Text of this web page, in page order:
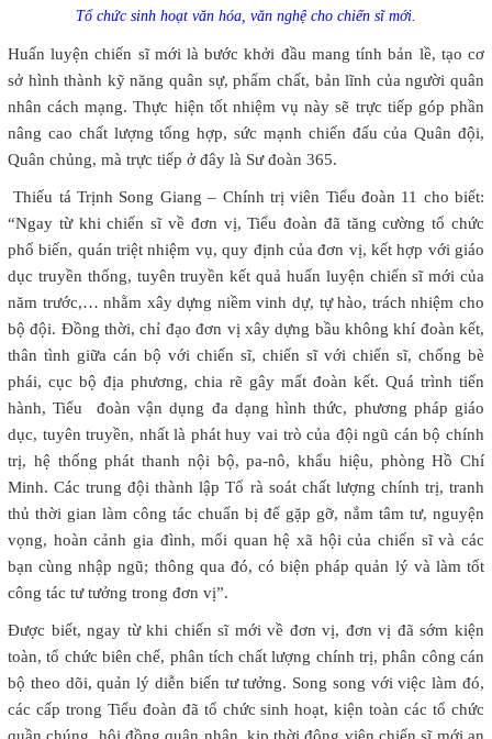
Tổ chức sinh hoạt văn hóa, văn nghệ cho chiến sĩ mới.
Huấn luyện chiến sĩ mới là bước khởi đầu mang tính bản lề, tạo cơ
sở hình thành kỹ năng quân sự, phẩm chất, bản lĩnh của người quân
nhân cách mạng. Thực hiện tốt nhiệm vụ này sẽ trực tiếp góp phần
nâng cao chất lượng tổng hợp, sức mạnh chiến đấu của Quân đội,
Quân chủng, mà trực tiếp ở đây là Sư đoàn 365.
Thiếu tá Trịnh Song Giang – Chính trị viên Tiểu đoàn 11 cho biết:
“Ngay từ khi chiến sĩ về đơn vị, Tiểu đoàn đã tăng cường tổ chức
phổ biến, quán triệt nhiệm vụ, quy định của đơn vị, kết hợp với giáo
dục truyền thống, tuyên truyền kết quả huấn luyện chiến sĩ mới của
năm trước,… nhằm xây dựng niềm vinh dự, tự hào, trách nhiệm cho
bộ đội. Đồng thời, chỉ đạo đơn vị xây dựng bầu không khí đoàn kết,
thân tình giữa cán bộ với chiến sĩ, chiến sĩ với chiến sĩ, chống bè
phái, cục bộ địa phương, chia rẽ gây mất đoàn kết. Quá trình tiến
hành, Tiểu đoàn vận dụng đa dạng hình thức, phương pháp giáo
dục, tuyên truyền, nhất là phát huy vai trò của đội ngũ cán bộ chính
trị, hệ thống phát thanh nội bộ, pa-nô, khẩu hiệu, phòng Hồ Chí
Minh. Các trung đội thành lập Tổ rà soát chất lượng chính trị, tranh
thủ thời gian làm công tác chuẩn bị để gặp gỡ, nắm tâm tư, nguyện
vọng, hoàn cảnh gia đình, mối quan hệ xã hội của chiến sĩ và các
bạn cùng nhập ngũ; thông qua đó, có biện pháp quản lý và làm tốt
công tác tư tưởng trong đơn vị”.
Được biết, ngay từ khi chiến sĩ mới về đơn vị, đơn vị đã sớm kiện
toàn, tổ chức biên chế, phân tích chất lượng chính trị, phân công cán
bộ theo dõi, quản lý diễn biến tư tưởng. Song song với việc làm đó,
các cấp trong Tiểu đoàn đã tổ chức sinh hoạt, kiện toàn các tổ chức